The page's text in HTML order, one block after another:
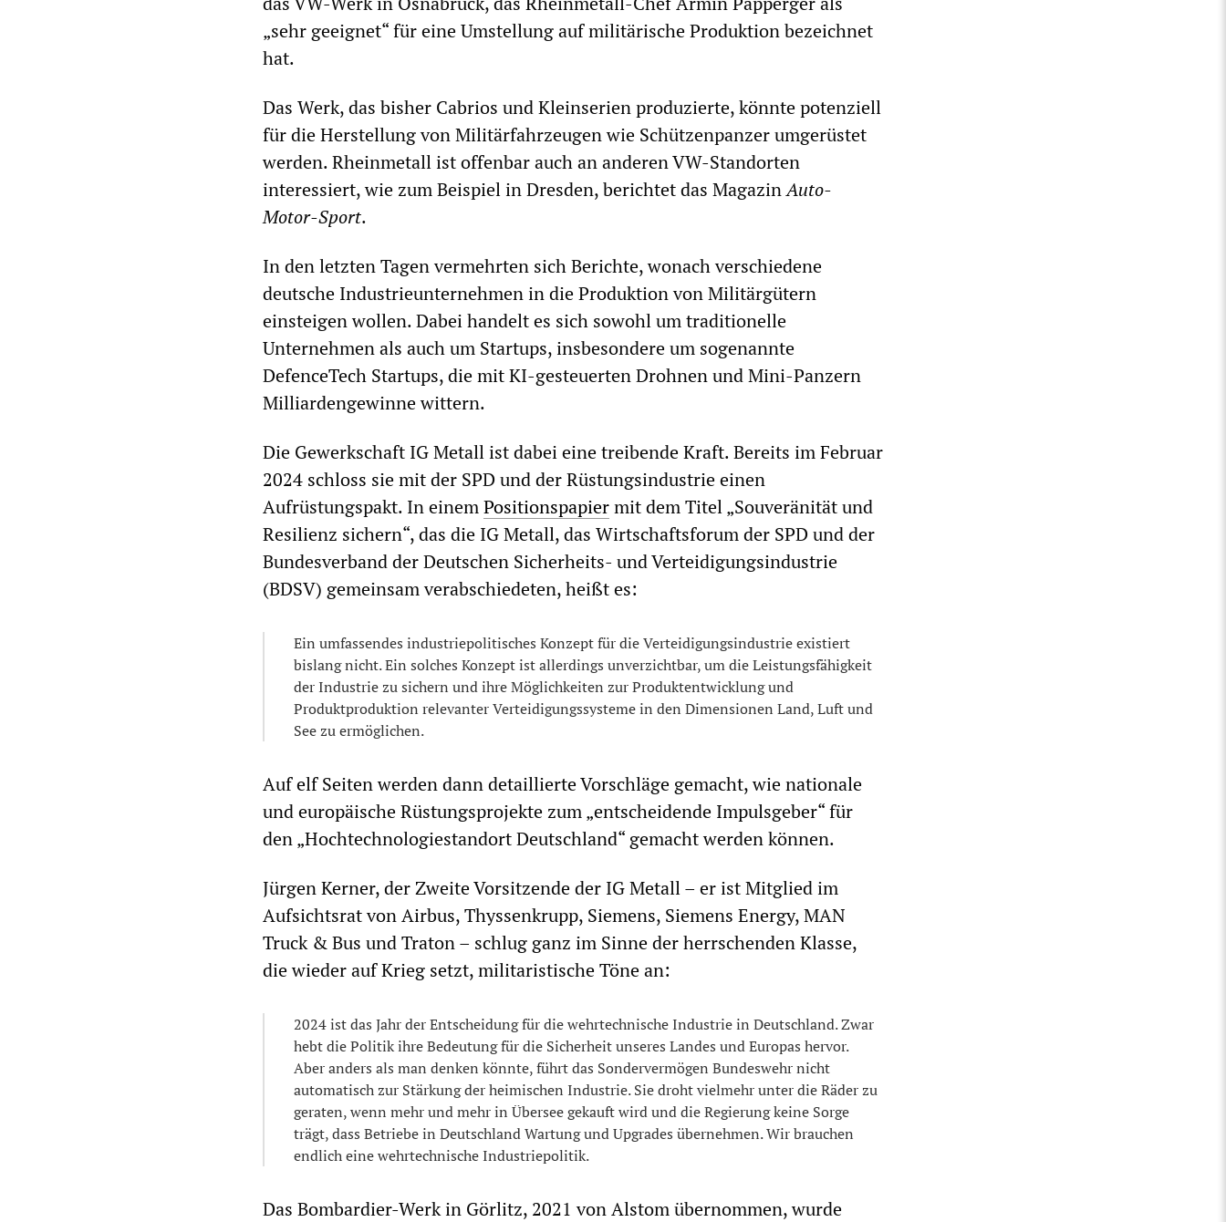
„sehr geeignet“ für eine Umstellung auf militärische Produktion bezeichnet
hat.
Das Werk, das bisher Cabrios und Kleinserien produzierte, könnte potenziell
für die Herstellung von Militärfahrzeugen wie Schützenpanzer umgerüstet
werden. Rheinmetall ist offenbar auch an anderen VW-Standorten
interessiert, wie zum Beispiel in Dresden, berichtet das MagazinAuto-
Motor-Sport.
In den letzten Tagen vermehrten sich Berichte, wonach verschiedene
deutsche Industrieunternehmen in die Produktion von Militärgütern
einsteigen wollen. Dabei handelt es sich sowohl um traditionelle
Unternehmen als auch um Startups, insbesondere um sogenannte
DefenceTech Startups, die mit KI-gesteuerten Drohnen und Mini-Panzern
Milliardengewinne wittern.
Die Gewerkschaft IG Metall ist dabei eine treibende Kraft. Bereits im Februar
2024 schloss sie mit der SPD und der Rüstungsindustrie einen
Aufrüstungspakt. In einemPositionspapiermit dem Titel „Souveränität und
Resilienz sichern“, das die IG Metall, das Wirtschaftsforum der SPD und der
Bundesverband der Deutschen Sicherheits- und Verteidigungsindustrie
(BDSV) gemeinsam verabschiedeten, heißt es:
Ein umfassendes industriepolitisches Konzept für die Verteidigungsindustrie existiert
bislang nicht. Ein solches Konzept ist allerdings unverzichtbar, um die Leistungsfähigkeit
der Industrie zu sichern und ihre Möglichkeiten zur Produktentwicklung und
Produktproduktion relevanter Verteidigungssysteme in den Dimensionen Land, Luft und
See zu ermöglichen.
Auf elf Seiten werden dann detaillierte Vorschläge gemacht, wie nationale
und europäische Rüstungsprojekte zum „entscheidende Impulsgeber“ für
den „Hochtechnologiestandort Deutschland“ gemacht werden können.
Jürgen Kerner, der Zweite Vorsitzende der IG Metall – er ist Mitglied im
Aufsichtsrat von Airbus, Thyssenkrupp, Siemens, Siemens Energy, MAN
Truck & Bus und Traton – schlug ganz im Sinne der herrschenden Klasse,
die wieder auf Krieg setzt, militaristische Töne an:
2024 ist das Jahr der Entscheidung für die wehrtechnische Industrie in Deutschland. Zwar
hebt die Politik ihre Bedeutung für die Sicherheit unseres Landes und Europas hervor.
Aber anders als man denken könnte, führt das Sondervermögen Bundeswehr nicht
automatisch zur Stärkung der heimischen Industrie. Sie droht vielmehr unter die Räder zu
geraten, wenn mehr und mehr in Übersee gekauft wird und die Regierung keine Sorge
trägt, dass Betriebe in Deutschland Wartung und Upgrades übernehmen. Wir brauchen
endlich eine wehrtechnische Industriepolitik.
Das Bombardier-Werk in Görlitz, 2021 von Alstom übernommen, wurde